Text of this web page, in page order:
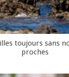
toujours sans
proches